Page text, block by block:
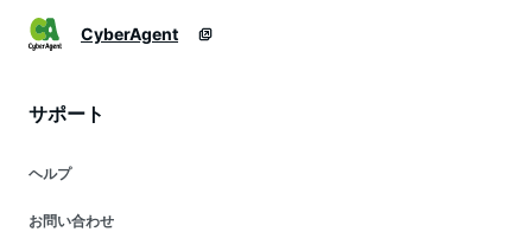
CyberAgent
サポート
ヘルプ
お問い合わせ